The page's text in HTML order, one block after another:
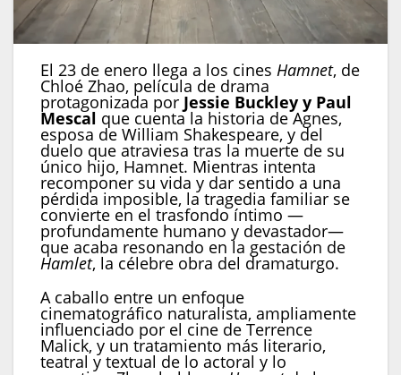
El 23 de enero llega a los cines Hamnet, de
Chloé Zhao, película de drama
protagonizada por Jessie Buckley y Paul
Mescal que cuenta la historia de Agnes,
esposa de William Shakespeare, y del
duelo que atraviesa tras la muerte de su
único hijo, Hamnet. Mientras intenta
recomponer su vida y dar sentido a una
pérdida imposible, la tragedia familiar se
convierte en el trasfondo íntimo —
profundamente humano y devastador—
que acaba resonando en la gestación de
Hamlet, la célebre obra del dramaturgo.
A caballo entre un enfoque
cinematográfico naturalista, ampliamente
influenciado por el cine de Terrence
Malick, y un tratamiento más literario,
teatral y textual de lo actoral y lo